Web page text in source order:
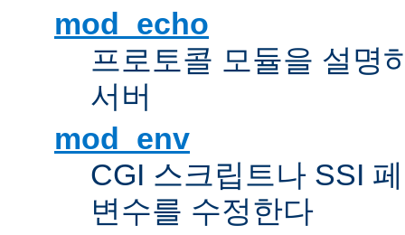
mod_echo
프로토콜 모듈을 설명
서버
mod_env
CGI 스크립트나 SSI
변수를 수정한다